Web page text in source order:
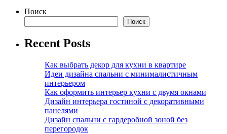
Поиск
Поиск
Recent Posts
Как выбрать декор для кухни в квартире
Идеи дизайна спальни с минималистичным
интерьером
Как оформить интерьер кухни с двумя окнами
Дизайн интерьера гостиной с декоративными
панелями
Дизайн спальни с гардеробной зоной без
перегородок